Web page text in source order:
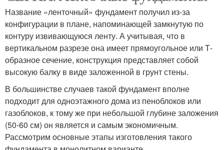
Название «ленточный» фундамент получил из-за
конфигурации в плане, напоминающей замкнутую по
контуру извивающуюся ленту. А учитывая, что в
вертикальном разрезе она имеет прямоугольное или Т-
образное сечение, конструкция представляет собой
высокую балку в виде заложенной в грунт стены.
В большинстве случаев такой фундамент вполне
подходит для одноэтажного дома из пеноблоков или
газоблоков, к тому же при небольшой глубине заложения
(50-60 см) он является и самым экономичным.
Рассмотрим основные этапы изготовления такого